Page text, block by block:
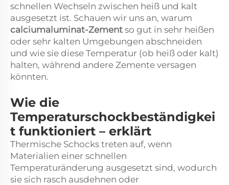
schnellen Wechseln zwischen heiß und kalt
ausgesetzt ist. Schauen wir uns an, warum
calciumaluminat-Zement so gut in sehr heißen
oder sehr kalten Umgebungen abschneiden
und wie sie diese Temperatur (ob heiß oder kalt)
halten, während andere Zemente versagen
könnten.
Wie die
Temperaturschockbeständigkei
t funktioniert – erklärt
Thermische Schocks treten auf, wenn
Materialien einer schnellen
Temperaturänderung ausgesetzt sind, wodurch
sie sich rasch ausdehnen oder